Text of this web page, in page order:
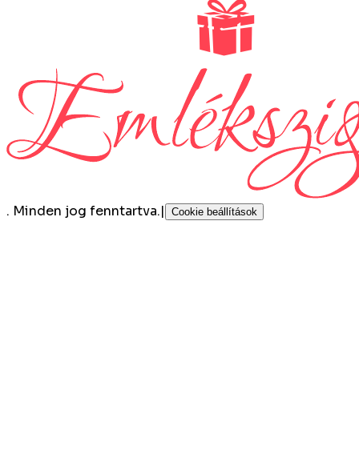
. Minden jog fenntartva.| Cookie beállítások